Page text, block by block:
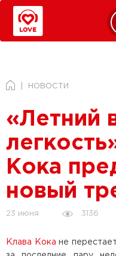
НОВОСТИ
«Летний
Кока
новый
23 июня 3136
Клава Кока не